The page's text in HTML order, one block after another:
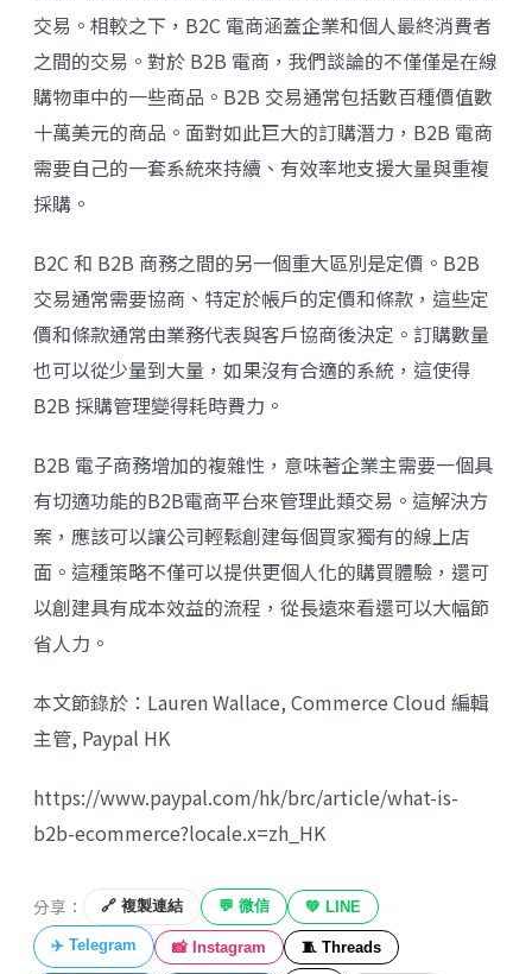
交易。相較之下，B2C 電商涵蓋企業和個人最終消費者
之間的交易。對於 B2B 電商，我們談論的不僅僅是在線
購物車中的一些商品。B2B 交易通常包括數百種價值數
十萬美元的商品。面對如此巨大的訂購潛力，B2B 電商
需要自己的一套系統來持續、有效率地支援大量與重複
採購。
B2C 和 B2B 商務之間的另一個重大區別是定價。B2B
交易通常需要協商、特定於帳戶的定價和條款，這些定
價和條款通常由業務代表與客戶協商後決定。訂購數量
也可以從少量到大量，如果沒有合適的系統，這使得
B2B 採購管理變得耗時費力。
B2B 電子商務增加的複雜性，意味著企業主需要一個具
有切適功能的B2B電商平台來管理此類交易。這解決方
案，應該可以讓公司輕鬆創建每個買家獨有的線上店
面。這種策略不僅可以提供更個人化的購買體驗，還可
以創建具有成本效益的流程，從長遠來看還可以大幅節
省人力。
本文節錄於：Lauren Wallace, Commerce Cloud 編輯
主管, Paypal HK
https://www.paypal.com/hk/brc/article/what-is-
b2b-ecommerce?locale.x=zh_HK
分享： 🔗 複製連結 💬 微信 💚 LINE
✈️ Telegram 📸 Instagram 🧵 Threads